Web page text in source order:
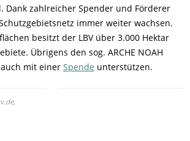
Dank zahlreicher Spender und Förderer
immer weiter wachsen.
besitzt der LBV über 3.000 Hektar
Übrigens den sog. ARCHE NOAH
auch mit einer Spende unterstützen.